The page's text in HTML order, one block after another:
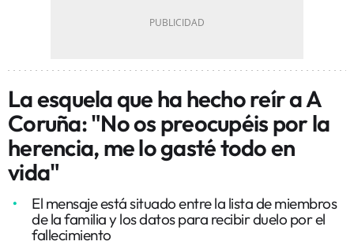
La esquela que ha hecho reír a A
Coruña: "No os preocupéis por la
herencia, me lo gasté todo en
vida"
El mensaje está situado entre la lista de miembros
de la familia y los datos para recibir duelo por el
fallecimiento